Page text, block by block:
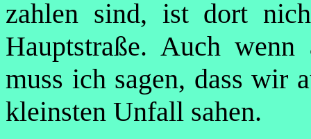
zahlen sind, ist dort
Hauptstraße. Auch wenn
muss ich sagen, dass wir
kleinsten Unfall sahen.